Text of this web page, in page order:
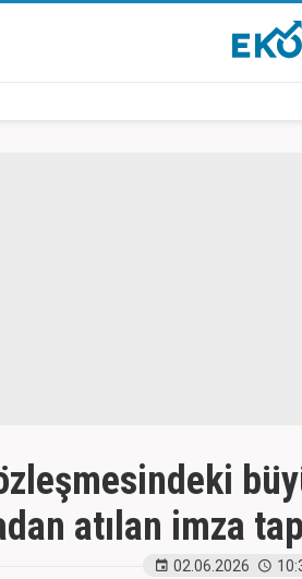
atılan imza
02.06.2026